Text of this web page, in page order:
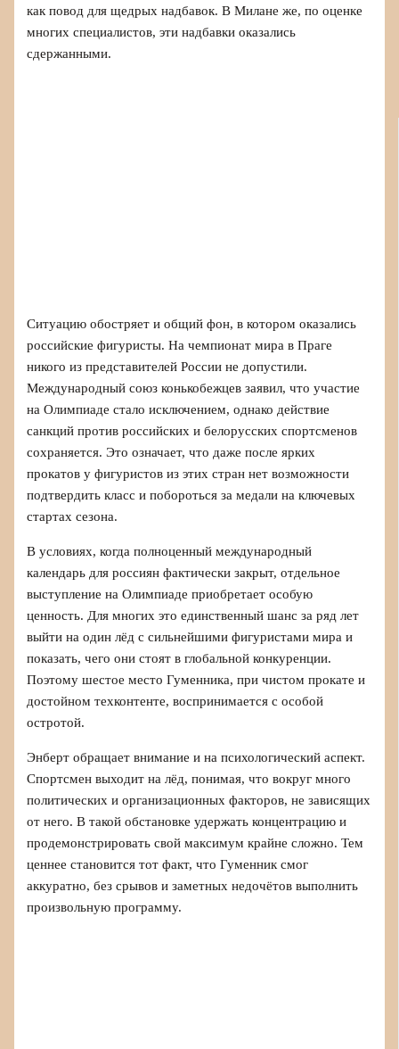
как повод для щедрых надбавок. В Милане же, по оценке
многих специалистов, эти надбавки оказались
сдержанными.
Ситуацию обостряет и общий фон, в котором оказались
российские фигуристы. На чемпионат мира в Праге
никого из представителей России не допустили.
Международный союз конькобежцев заявил, что участие
на Олимпиаде стало исключением, однако действие
санкций против российских и белорусских спортсменов
сохраняется. Это означает, что даже после ярких
прокатов у фигуристов из этих стран нет возможности
подтвердить класс и побороться за медали на ключевых
стартах сезона.
В условиях, когда полноценный международный
календарь для россиян фактически закрыт, отдельное
выступление на Олимпиаде приобретает особую
ценность. Для многих это единственный шанс за ряд лет
выйти на один лёд с сильнейшими фигуристами мира и
показать, чего они стоят в глобальной конкуренции.
Поэтому шестое место Гуменника, при чистом прокате и
достойном техконтенте, воспринимается с особой
остротой.
Энберт обращает внимание и на психологический аспект.
Спортсмен выходит на лёд, понимая, что вокруг много
политических и организационных факторов, не зависящих
от него. В такой обстановке удержать концентрацию и
продемонстрировать свой максимум крайне сложно. Тем
ценнее становится тот факт, что Гуменник смог
аккуратно, без срывов и заметных недочётов выполнить
произвольную программу.